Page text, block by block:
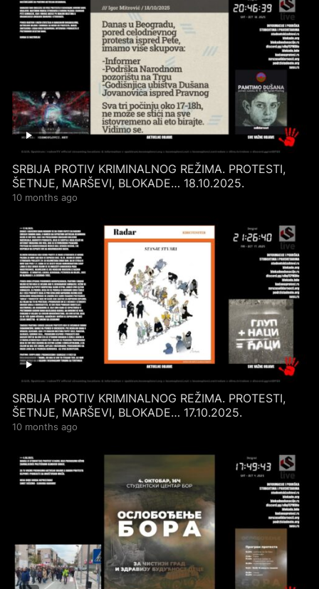
SRBIJA PROTIV KRIMINALNOG REŽIMA. PROTESTI,
ŠETNJE, MARŠEVI, BLOKADE… 18.10.2025.
10 months ago
SRBIJA PROTIV KRIMINALNOG REŽIMA. PROTESTI,
ŠETNJE, MARŠEVI, BLOKADE… 17.10.2025.
10 months ago